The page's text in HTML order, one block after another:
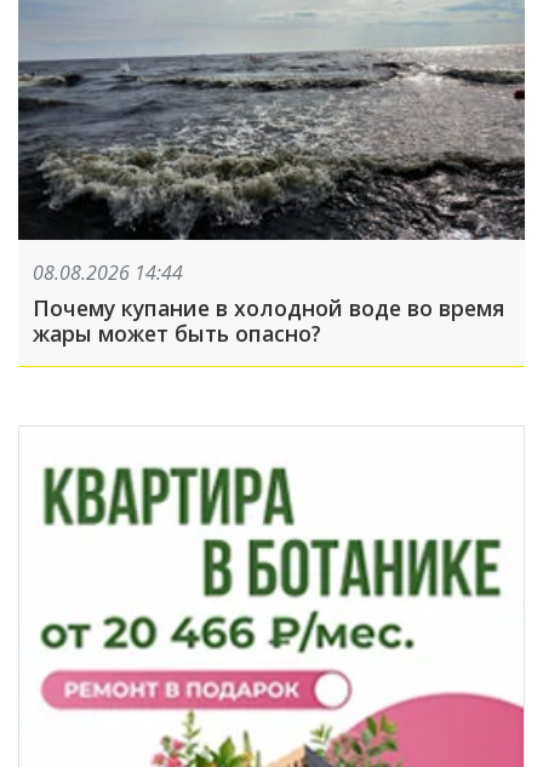
08.08.2026 14:44
Почему купание в холодной воде во время
жары может быть опасно?